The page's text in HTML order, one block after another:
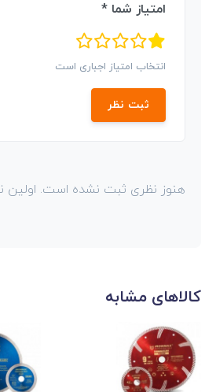
امتیاز شما *
انتخاب امتیاز اجباری است
ثبت نظر
هنوز نظری ثبت نشده است. اولین
کالاهای مشابه